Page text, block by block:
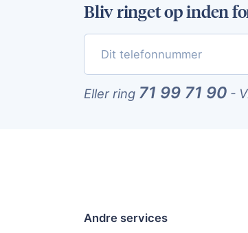
Bliv ringet op inden
Eller ring 71 99 71 90 -
Andre services